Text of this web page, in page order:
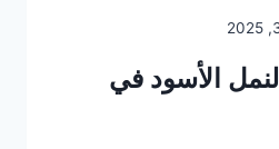
الأسود في